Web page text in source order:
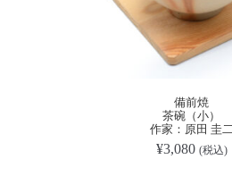
備前焼
茶碗（小）
作家：原田 圭
¥3,080 (税込)